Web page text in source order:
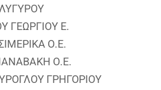
ΓΕΩΡΓΙΟΥ Ε.
Ο.Ε.
Ο.Ε.
ΓΡΗΓΟΡΙΟΥ